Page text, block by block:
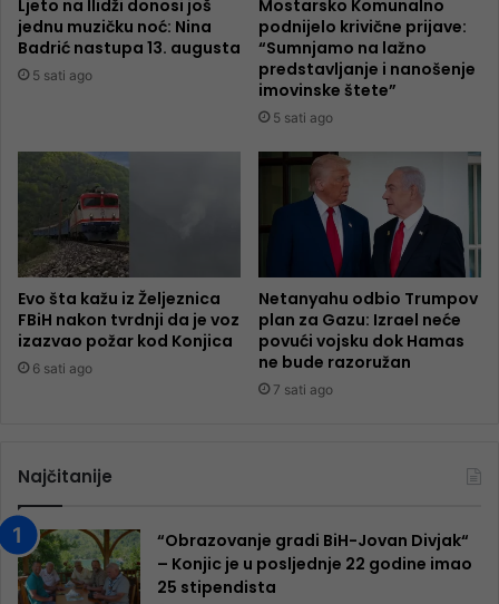
Ljeto na Ilidži donosi još
jednu muzičku noć: Nina
Badrić nastupa 13. augusta
5 sati ago
Mostarsko Komunalno
podnijelo krivične prijave:
“Sumnjamo na lažno
predstavljanje i nanošenje
imovinske štete”
5 sati ago
Evo šta kažu iz Željeznica
FBiH nakon tvrdnji da je voz
izazvao požar kod Konjica
6 sati ago
Netanyahu odbio Trumpov
plan za Gazu: Izrael neće
povući vojsku dok Hamas
ne bude razoružan
7 sati ago
Najčitanije
“Obrazovanje gradi BiH-Jovan Divjak“
– Konjic je u posljednje 22 godine imao
25 ​​stipendista